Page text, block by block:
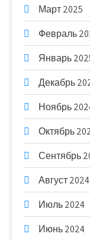
Март 2025
Февраль
Январь
Декабрь
Ноябрь
Октябрь
Сентябрь
Август 2024
Июль 2024
Июнь 2024